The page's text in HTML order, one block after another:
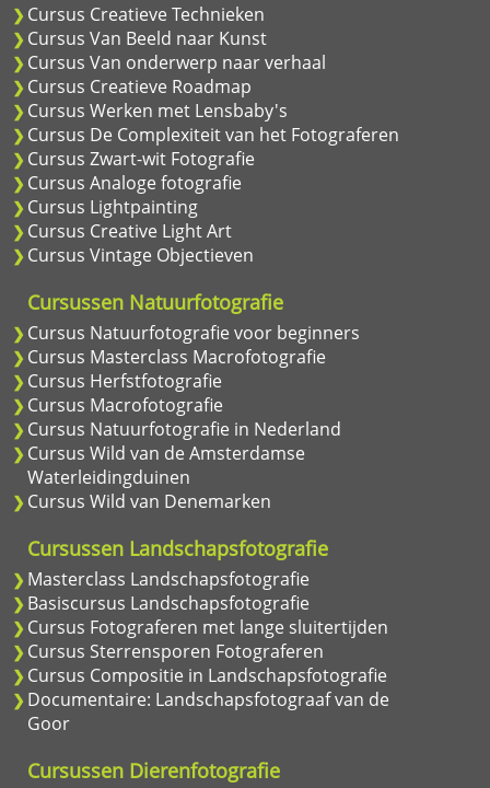
Cursus Creatieve Technieken
Cursus Van Beeld naar Kunst
Cursus Van onderwerp naar verhaal
Cursus Creatieve Roadmap
Cursus Werken met Lensbaby's
Cursus De Complexiteit van het Fotograferen
Cursus Zwart-wit Fotografie
Cursus Analoge fotografie
Cursus Lightpainting
Cursus Creative Light Art
Cursus Vintage Objectieven
Cursussen Natuurfotografie
Cursus Natuurfotografie voor beginners
Cursus Masterclass Macrofotografie
Cursus Herfstfotografie
Cursus Macrofotografie
Cursus Natuurfotografie in Nederland
Cursus Wild van de Amsterdamse
Waterleidingduinen
Cursus Wild van Denemarken
Cursussen Landschapsfotografie
Masterclass Landschapsfotografie
Basiscursus Landschapsfotografie
Cursus Fotograferen met lange sluitertijden
Cursus Sterrensporen Fotograferen
Cursus Compositie in Landschapsfotografie
Documentaire: Landschapsfotograaf van de
Goor
Cursussen Dierenfotografie